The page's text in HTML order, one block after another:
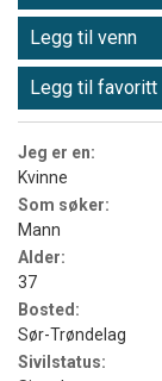
Legg til venn
Legg til favoritt
Jeg er en:
Kvinne
Som søker:
Mann
Alder:
37
Bosted:
Sør-Trøndelag
Sivilstatus: